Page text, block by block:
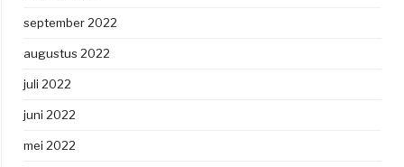
september 2022
augustus 2022
juli 2022
juni 2022
mei 2022